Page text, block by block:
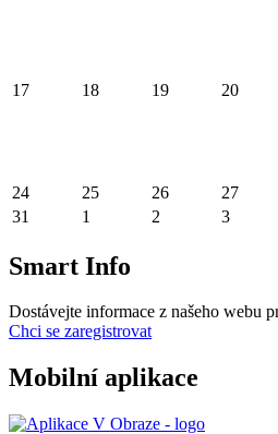
17 18 19 20
24 25 26 27
31
1 2 3
Smart Info
Dostávejte informace z našeho webu
Chci se zaregistrovat
Mobilní aplikace